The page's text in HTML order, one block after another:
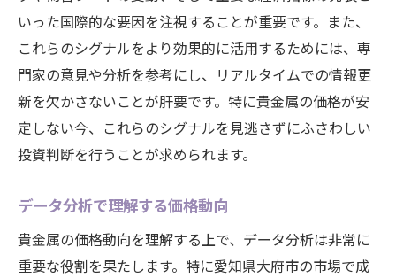
いった国際的な要因を注視することが重要です。また、
これらのシグナルをより効果的に活用するためには、専
門家の意見や分析を参考にし、リアルタイムでの情報更
新を欠かさないことが肝要です。特に貴金属の価格が安
定しない今、これらのシグナルを見逃さずにふさわしい
投資判断を行うことが求められます。
データ分析で理解する価格動向
貴金属の価格動向を理解する上で、データ分析は非常に
重要な役割を果たします。特に愛知県大府市の市場で成